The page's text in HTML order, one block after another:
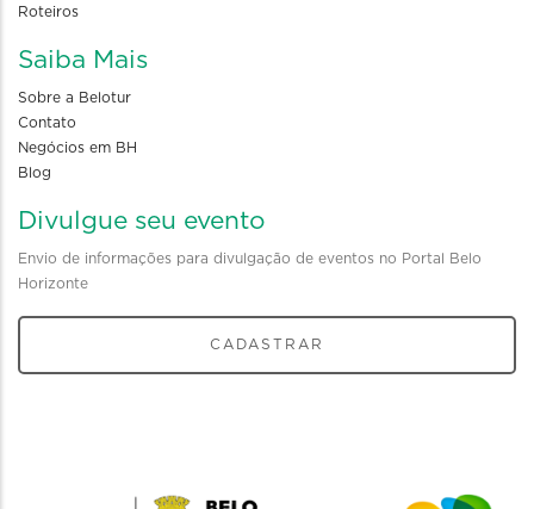
Roteiros
Saiba Mais
Sobre a Belotur
Contato
Negócios em BH
Blog
Divulgue seu evento
Envio de informações para divulgação de eventos no Portal Belo
Horizonte
CADASTRAR